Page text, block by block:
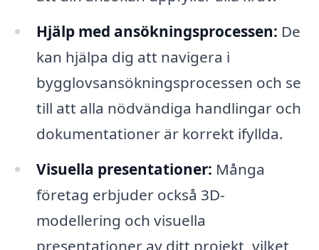
Hjälp med ansökningsprocessen: De
kan hjälpa dig att navigera i
bygglovsansökningsprocessen och se
till att alla nödvändiga handlingar och
dokumentationer är korrekt ifyllda.
Visuella presentationer: Många
företag erbjuder också 3D-
modellering och visuella
presentationer av ditt projekt, vilket